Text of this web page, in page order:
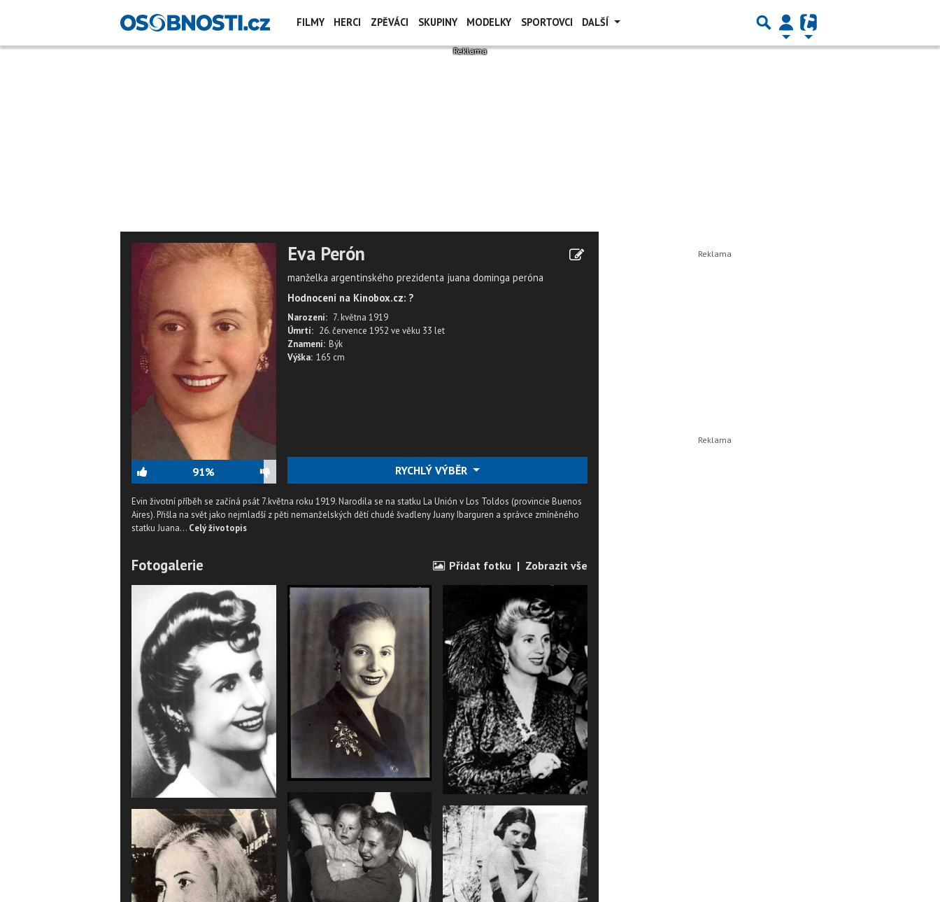
FILMY HERCI ZPĚVÁCI SKUPINY MODELKY SPORTOVCI DALŠÍ
91%
Eva Perón
manželka argentinského prezidenta juana dominga peróna
Hodnocení na Kinobox.cz: ?
Narození: 7. května 1919
Úmrtí: 26. července 1952 ve věku 33 let
Znamení: Býk
Výška: 165 cm
RYCHLÝ VÝBĚR
Evin životní příběh se začíná psát 7.května roku 1919. Narodila se na statku La Unión v Los Toldos (provincie Buenos
Aires). Přišla na svět jako nejmladší z pěti nemanželských dětí chudé švadleny Juany Ibarguren a správce zmíněného
statku Juana... Celý životopis
Fotogalerie Přidat fotku | Zobrazit vše